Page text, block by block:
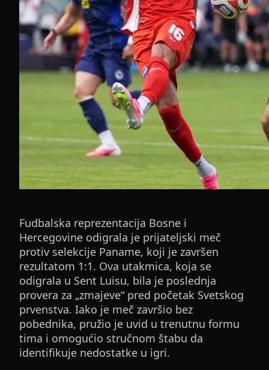
Fudbalska reprezentacija Bosne i
Hercegovine odigrala je prijateljski meč
protiv selekcije Paname, koji je završen
rezultatom 1:1. Ova utakmica, koja se
odigrala u Sent Luisu, bila je poslednja
provera za „zmajeve“ pred početak Svetskog
prvenstva. Iako je meč završio bez
pobednika, pružio je uvid u trenutnu formu
tima i omogućio stručnom štabu da
identifikuje nedostatke u igri.